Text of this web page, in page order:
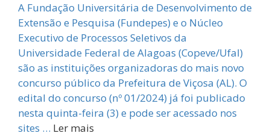
A Fundação Universitária de Desenvolvimento de
Extensão e Pesquisa (Fundepes) e o Núcleo
Executivo de Processos Seletivos da
Universidade Federal de Alagoas (Copeve/Ufal)
são as instituições organizadoras do mais novo
concurso público da Prefeitura de Viçosa (AL). O
edital do concurso (nº 01/2024) já foi publicado
nesta quinta-feira (3) e pode ser acessado nos
sites … Ler mais